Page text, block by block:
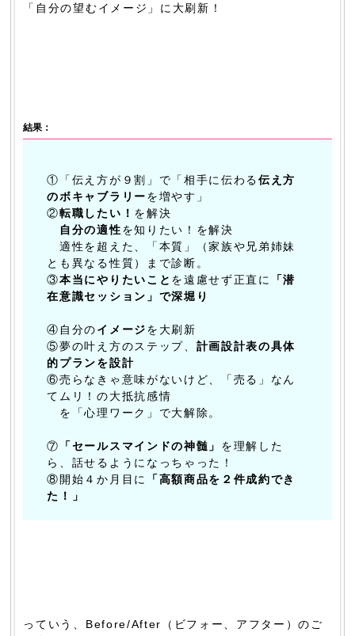
「自分の望むイメージ」に大刷新！
結果：
①「伝え方が９割」で「相手に伝わる伝え方
のボキャブラリーを増やす」
②転職したい！ を解決
自分の適性を知りたい！を解決
適性を超えた、「本質」（家族や兄弟姉妹
とも異なる性質）まで診断。
③本当にやりたいこと を遠慮せず正直に
「潜
在意識セッション」で深堀り
④自分のイメージを大刷新
⑤夢の叶え方のステップ、 計画設計表の具体
的プランを設計
⑥売らなきゃ意味がないけど、「売る」なん
てムリ！の大抵抗感情
を「心理ワーク」で大解除。
⑦ 「セールスマインドの神髄」 を理解した
ら、話せるようになっちゃった！
⑧開始４か月目に
「高額商品を２件成約でき
た！」
っていう、Before/After（ビフォー、アフター）のご